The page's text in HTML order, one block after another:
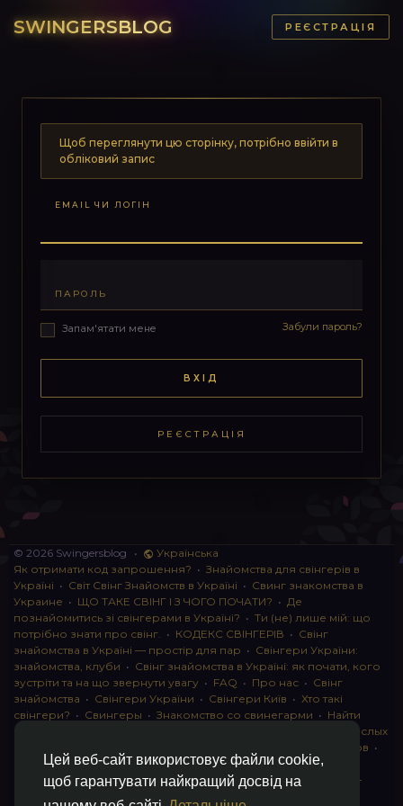
Цей веб-сайт використовує файли cookie,
щоб гарантувати найкращий досвід на
SWINGERSBLOG РЕЄСТРАЦІЯ
Щоб переглянути цю сторінку, потрібно ввійти в
обліковий запис
EMAIL ЧИ ЛОГІН
ПАРОЛЬ
Запам'ятати мене Забули пароль?
ВХІД
РЕЄСТРАЦІЯ
© 2026 Swingersblog •
Українська
Як отримати код запрошення? • Знайомства для свінгерів в
Україні • Світ Свінг Знайомств в Україні • Свинг знакомства в
Украине • ЩО ТАКЕ СВІНГ І З ЧОГО ПОЧАТИ? • Де
познайомитись зі свінгерами в Україні? • Ти (не) лише мій: що
потрібно знати про свінг. • КОДЕКС СВІНГЕРІВ • Свінг
знайомства в Україні — простір для пар • Свінгери України:
знайомства, клуби • Свінг знайомства в Україні: як почати, кого
зустріти та на що звернути увагу • FAQ • Про нас • Свінг
знайомства • Свінгери України • Свінгери Київ • Хто такі
свінгери? • Свингеры • Знакомство со свинегарми • Найти
instagram для взрослых
Клуб свингеров •
Конфіденційність• Правила• Партнерська програма
Свингеры •Свинг-пати•О свингерах откровенно
Свинг-
клуб: что это и как работает